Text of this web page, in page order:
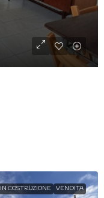
IN COSTRUZIONE VENDITA